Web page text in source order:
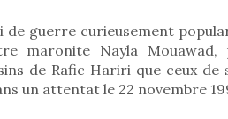
de guerre curieusement
maronite Nayla Mouawad,
de Rafic Hariri que ceux de
un attentat le 22 novembre